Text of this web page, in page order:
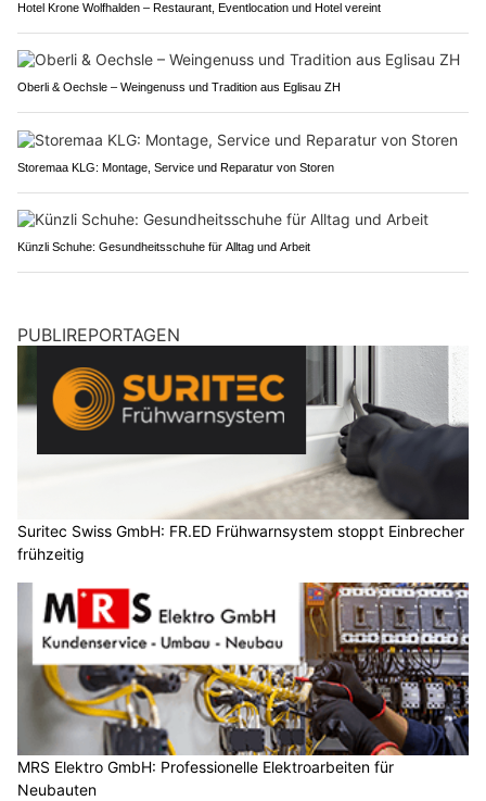
Hotel Krone Wolfhalden – Restaurant, Eventlocation und Hotel vereint
Oberli & Oechsle – Weingenuss und Tradition aus Eglisau ZH
Storemaa KLG: Montage, Service und Reparatur von Storen
Künzli Schuhe: Gesundheitsschuhe für Alltag und Arbeit
PUBLIREPORTAGEN
Suritec Swiss GmbH: FR.ED Frühwarnsystem stoppt Einbrecher
frühzeitig
MRS Elektro GmbH: Professionelle Elektroarbeiten für
Neubauten